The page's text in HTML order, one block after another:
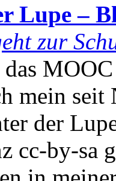
Lupe –
zur
mein seit
der
cc-by-sa